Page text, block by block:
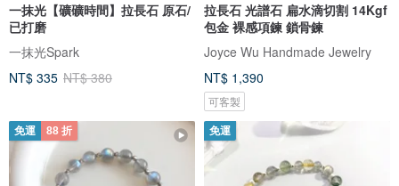
一抹光【礦礦時間】拉長石 原石/
已打磨
一抹光Spark
NT$ 335 NT$ 380
拉長石 光譜石 扁水滴切割 14Kgf
包金 裸感項鍊 鎖骨鍊
Joyce Wu Handmade Jewelry
NT$ 1,390
可客製
免運 88 折 免運